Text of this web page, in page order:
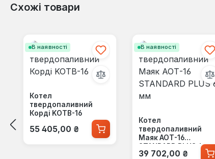
Схожі товари
В наявності
Котел
твердопаливний
Корді KOTB-16
Звичайна ціна:
55 405,00 ₴
В наявності
Котел
твердопаливний
Маяк АОТ-16
STANDARD PLUS 6 мм
Звичайна ціна:
39 702,00 ₴